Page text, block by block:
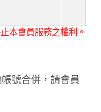
本會員服務之權利。
號合併，請會員